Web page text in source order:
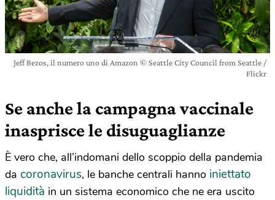
Jeff Bezos, il numero uno di Amazon © Seattle City Council from Seattle /
Flickr
Se anche la campagna vaccinale
inasprisce le disuguaglianze
È vero che, all’indomani dello scoppio della pandemia
da coronavirus, le banche centrali hanno iniettato
liquidità in un sistema economico che ne era uscito